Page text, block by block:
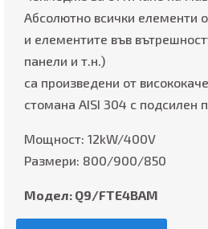
Абсолютно всички елементи
и елементите във
панели и т.н.)
са произведени от
стомана AISI 304 с подсилен
Мощност: 12kW/400V
Размери: 800/900/850
Модел: Q9/FTE4BАM